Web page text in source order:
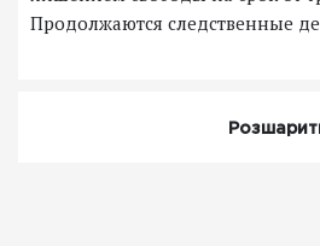
Продолжаются следственные